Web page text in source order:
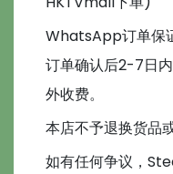
WhatsApp订单保
订单确认后2-7日
外收费。
本店不予退换货品
如有任何争议，